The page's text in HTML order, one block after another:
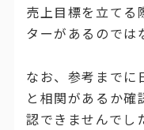
売上目標を立てる
ターがあるのでは
なお、参考までに
と相関があるか
認できませんでし